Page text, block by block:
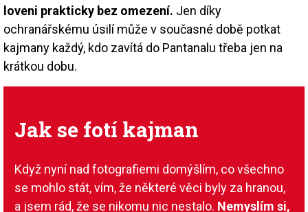
loveni prakticky bez omezení. Jen díky
ochranářskému úsilí může v současné době potkat
kajmany každý, kdo zavítá do Pantanalu třeba jen na
krátkou dobu.
Jak se fotí kajman
Když nyní nad fotografiemi domýšlím, co všechno
se mohlo stát, vím, že některé věci byly za hranou,
a jsem rád, že se nikomu nic nestalo. Nemyslím si,